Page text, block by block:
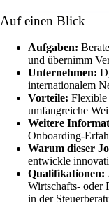
Auf einen Blick
Aufgaben:
und übernimm
Unternehmen:
internationalem
Vorteile: Flexible
umfangreiche
Weitere
Onboarding-
Warum dieser
entwickle
Qualifikationen:
Wirtschafts- oder
in der